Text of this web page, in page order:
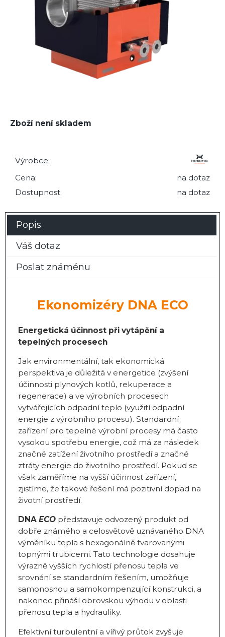
Zboží není skladem
Výrobce:
Cena:
na dotaz
Dostupnost:
na dotaz
Popis
Váš dotaz
Poslat známénu
Ekonomizéry DNA ECO
Energetická účinnost při vytápění a
tepelných procesech
Jak environmentální, tak ekonomická
perspektiva je důležitá v energetice (zvýšení
účinnosti plynových kotlů, rekuperace a
regenerace) a ve výrobních procesech
vytvářejících odpadní teplo (využití odpadní
energie z výrobního procesu). Standardní
zařízení pro tepelné výrobní procesy má často
vysokou spotřebu energie, což má za následek
značné zatížení životního prostředí a značné
ztráty energie do životního prostředí. Pokud se
však zaměříme na vyšší účinnost zařízení,
zjistíme, že takové řešení má pozitivní dopad na
životní prostředí.
DNA ECOpředstavuje odvozený produkt od
dobře známého a celosvětově uznávaného DNA
výměníku tepla s hexagonálně tvarovanými
topnými trubicemi. Tato technologie dosahuje
výrazně vyšších rychlostí přenosu tepla ve
srovnání se standardním řešením, umožňuje
samonosnou a samokompenzující konstrukci, a
nakonec přináší obrovskou výhodu v oblasti
přenosu tepla a hydrauliky.
Efektivní turbulentní a vířivý průtok zvyšuje